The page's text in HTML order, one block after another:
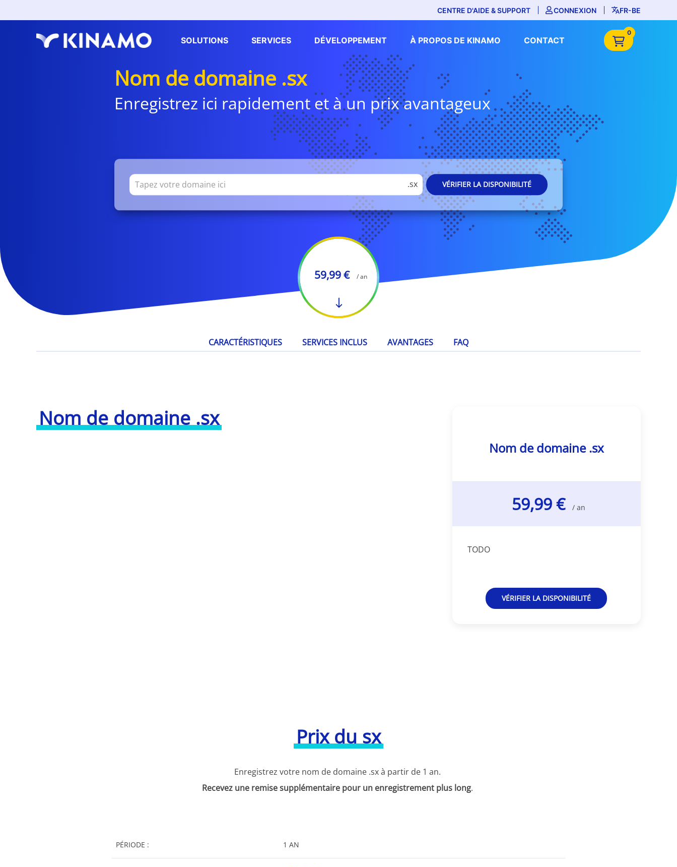
CENTRE D'AIDE & SUPPORT CONNEXION FR-BE
SOLUTIONS SERVICES DÉVELOPPEMENT À PROPOS DE KINAMO CONTACT
0
Nom de domaine .sx
Enregistrez ici rapidement et à un prix avantageux
.sx VÉRIFIER LA DISPONIBILITÉ
59,99 € / an
CARACTÉRISTIQUES SERVICES INCLUS AVANTAGES FAQ
Nom de domaine .sx
Nom de domaine .sx
59,99 € / an
TODO
VÉRIFIER LA DISPONIBILITÉ
Prix du sx
Enregistrez votre nom de domaine .sx à partir de 1 an.
Recevez une remise supplémentaire pour un enregistrement plus long.
PÉRIODE : 1 AN